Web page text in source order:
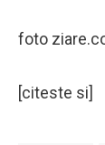
foto
[citeste si]